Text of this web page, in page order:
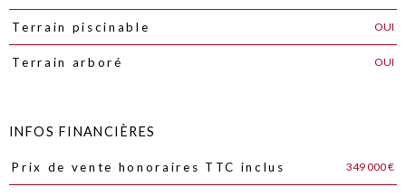
Terrain piscinable OUI
Terrain arboré OUI
INFOS FINANCIÈRES
Caractéristiques Valeurs
Prix de vente honoraires TTC inclus 349 000 €